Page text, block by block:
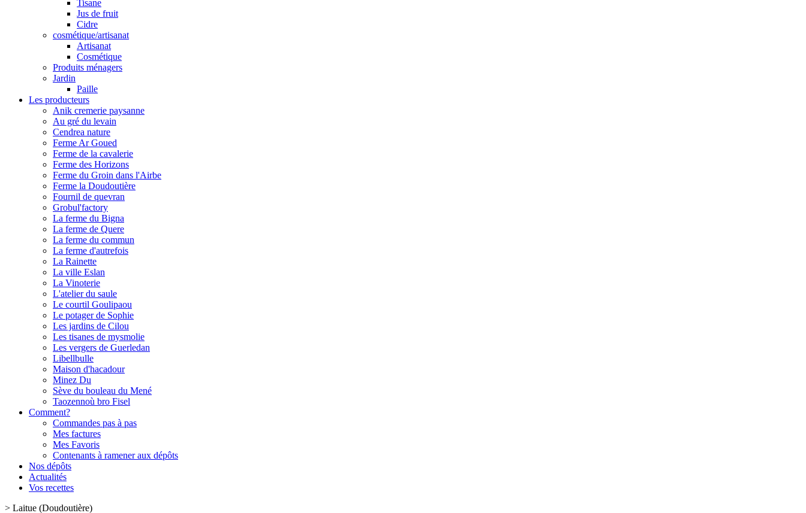
Tisane
Jus de fruit
Cidre
cosmétique/artisanat
Artisanat
Cosmétique
Produits ménagers
Jardin
Paille
Les producteurs
Anik cremerie paysanne
Au gré du levain
Cendrea nature
Ferme Ar Goued
Ferme de la cavalerie
Ferme des Horizons
Ferme du Groin dans l'Airbe
Ferme la Doudoutière
Fournil de quevran
Grobul'factory
La ferme du Bigna
La ferme de Quere
La ferme du commun
La ferme d'autrefois
La Rainette
La ville Eslan
La Vinoterie
L'atelier du saule
Le courtil Goulipaou
Le potager de Sophie
Les jardins de Cilou
Les tisanes de mysmolie
Les vergers de Guerledan
Libellbulle
Maison d'hacadour
Minez Du
Sève du bouleau du Mené
Taozennoù bro Fisel
Comment?
Commandes pas à pas
Mes factures
Mes Favoris
Contenants à ramener aux dépôts
Nos dépôts
Actualités
Vos recettes
> Laitue (Doudoutière)